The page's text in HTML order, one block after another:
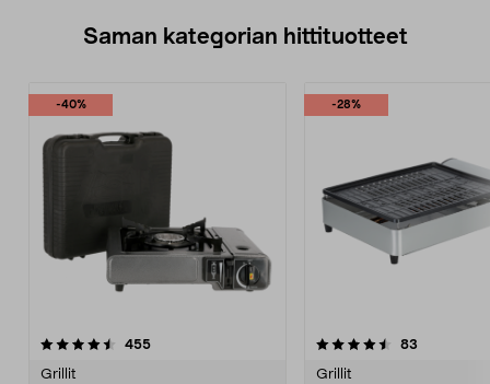
Saman kategorian hittituotteet
-40%
455arvostelut
Grillit
-28%
4.5 viidestä
83
Grillit
4.5 viidestä